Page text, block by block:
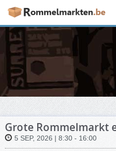
Grote Rommelmarkt
5 SEP, 2026 | 8:30 - 16:00